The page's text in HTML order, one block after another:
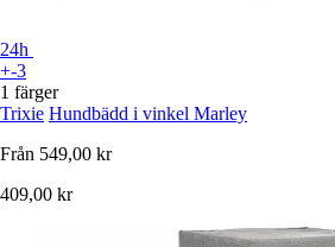
24h
+-3
1 färger
Trixie Hundbädd i vinkel Marley
Från 549,00 kr
409,00 kr